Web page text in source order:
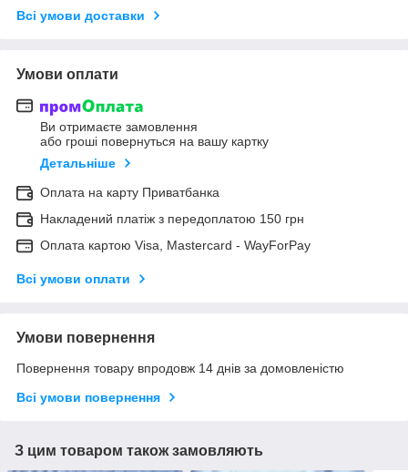
Всі умови доставки
Умови оплати
Ви отримаєте замовлення
або гроші повернуться на вашу картку
Детальніше
Оплата на карту Приватбанка
Накладений платіж з передоплатою 150 грн
Оплата картою Visa, Mastercard - WayForPay
Всі умови оплати
Умови повернення
Повернення товару впродовж 14 днів за домовленістю
Всі умови повернення
З цим товаром також замовляють